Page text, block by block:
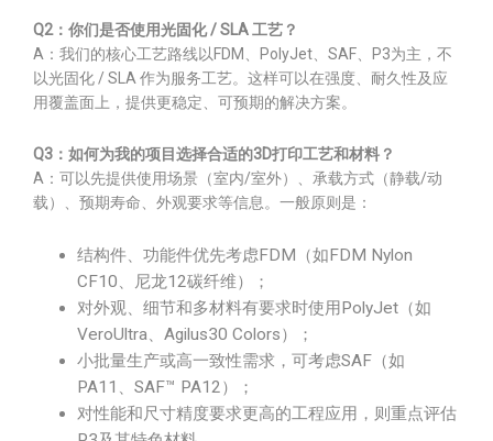
Q2：你们是否使用光固化 / SLA 工艺？
A：我们的核心工艺路线以FDM、PolyJet、SAF、P3为主，不
以光固化 / SLA 作为服务工艺。这样可以在强度、耐久性及应
用覆盖面上，提供更稳定、可预期的解决方案。
Q3：如何为我的项目选择合适的3D打印工艺和材料？
A：可以先提供使用场景（室内/室外）、承载方式（静载/动
载）、预期寿命、外观要求等信息。一般原则是：
结构件、功能件优先考虑FDM（如FDM Nylon
CF10、尼龙12碳纤维）；
对外观、细节和多材料有要求时使用PolyJet（如
VeroUltra、Agilus30 Colors）；
小批量生产或高一致性需求，可考虑SAF（如
PA11、SAF™ PA12）；
对性能和尺寸精度要求更高的工程应用，则重点评估